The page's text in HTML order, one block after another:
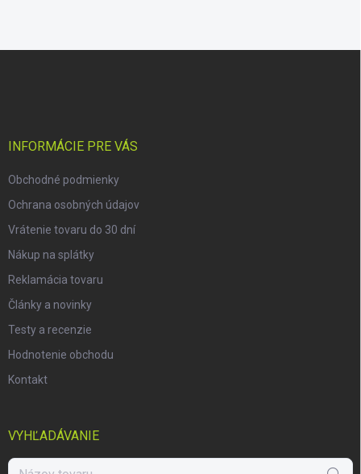
INFORMÁCIE PRE VÁS
Obchodné podmienky
Ochrana osobných údajov
Vrátenie tovaru do 30 dní
Nákup na splátky
Reklamácia tovaru
Články a novinky
Testy a recenzie
Hodnotenie obchodu
Kontakt
VYHĽADÁVANIE